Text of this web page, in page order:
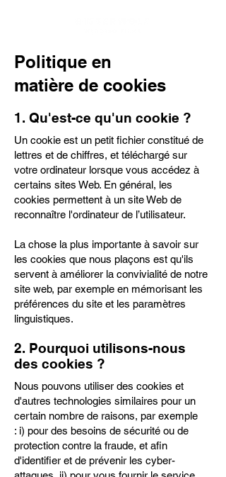
Politique en
matière de cookies
1. Qu'est-ce qu'un cookie ?
Un cookie est un petit fichier constitué de
lettres et de chiffres, et téléchargé sur
votre ordinateur lorsque vous accédez à
certains sites Web. En général, les
cookies permettent à un site Web de
reconnaître l'ordinateur de l’utilisateur.
La chose la plus importante à savoir sur
les cookies que nous plaçons est qu'ils
servent à améliorer la convivialité de notre
site web, par exemple en mémorisant les
préférences du site et les paramètres
linguistiques.
2. Pourquoi utilisons-nous
des cookies ?
Nous pouvons utiliser des cookies et
d'autres technologies similaires pour un
certain nombre de raisons, par exemple
: i) pour des besoins de sécurité ou de
protection contre la fraude, et afin
d'identifier et de prévenir les cyber-